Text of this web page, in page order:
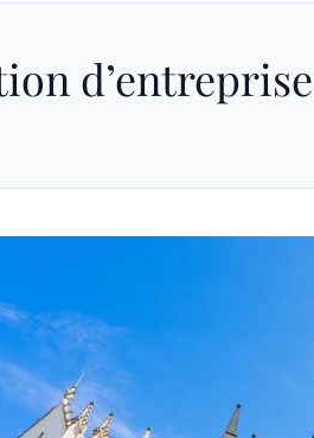
d’entreprise